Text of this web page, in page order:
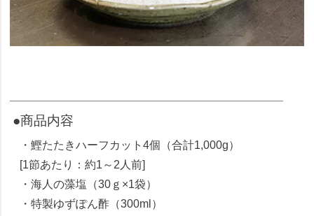
●商品内容
・鰹たたきハーフカット4個（合計1,000g）
[1節あたり：約1～2人前]
・海人の藻塩（30ｇ×1袋）
・特製ゆずぽん酢（300ml）